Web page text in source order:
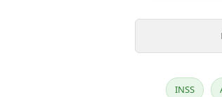
INSS